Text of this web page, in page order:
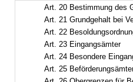
Art. 20 Bestimmung des
Art. 21 Grundgehalt bei
Art. 22
Art. 23 Eingangsämter
Art. 24 Besondere
Art. 25